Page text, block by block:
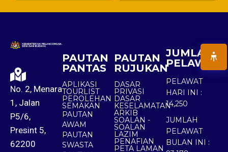
No. 2, Menara
1, Jalan
P5/6,
Presint 5,
62200
PAUTAN
PANTAS
APLIKASI
TOURLIST
PEROLEHAN
SEMAKAN
PAUTAN
AWAM
PAUTAN
SWASTA
PAUTAN
RUJUKAN
DASAR
PRIVASI
DASAR
KESELAMATAN
ARKIB
SOALAN -
SOALAN
LAZIM
PENAFIAN
PETA LAMAN
JUMLAH
PELAWAT
PELAWAT
HARI INI :
14,250
JUMLAH
PELAWAT
BULAN INI :